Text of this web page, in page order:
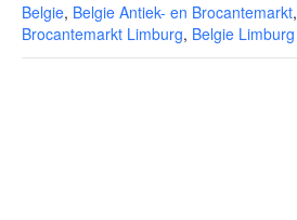
Belgie, Belgie Antiek- en Brocantemarkt,
Brocantemarkt Limburg, Belgie Limburg